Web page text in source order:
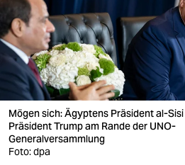
verlag
veranstaltungen
shop
fragen & hilfe
unterstützen
abo
Mögen sich: Ägyptens Präsident al-
Präsident Trump am Rande der UNO-
Generalversammlung
Foto: dpa